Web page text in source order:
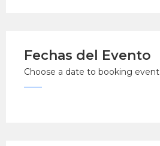
Fechas del Evento
Choose a date to booking event